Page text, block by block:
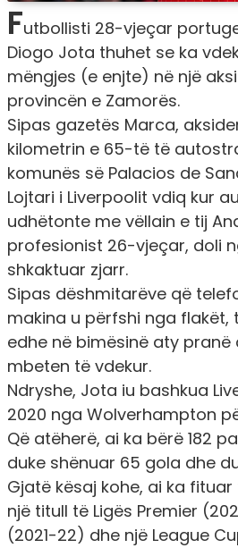
Futbollisti 28-vjeçar
Diogo Jota thuhet se ka
mëngjes (e enjte) në një
provincën e Zamorës.
Sipas gazetës Marca,
kilometrin e 65-të të
komunës së Palacios de
Lojtari i Liverpoolit vdiq kur
udhëtonte me vëllain e tij
profesionist 26-vjeçar, doli
shkaktuar zjarr.
Sipas dëshmitarëve që
makina u përfshi nga flakët,
edhe në bimësinë aty
mbeten të vdekur.
Ndryshe, Jota iu bashkua
2020 nga Wolverhampton
Që atëherë, ai ka bërë 182
duke shënuar 65 gola dhe
Gjatë kësaj kohe, ai ka
një titull të Ligës Premier
(2021-22) dhe një League